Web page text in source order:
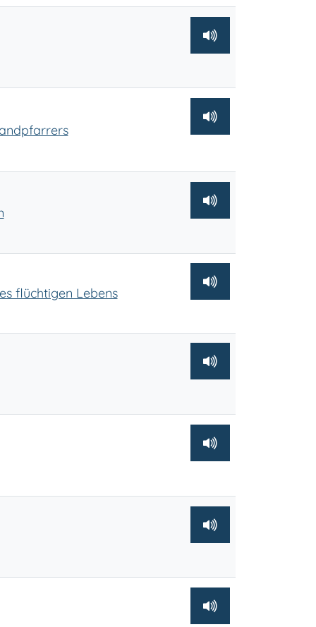
flüchtigen Lebens